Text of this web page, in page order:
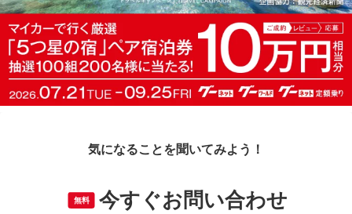
気になることを聞いてみよう！
無料 今すぐお問い合わせ